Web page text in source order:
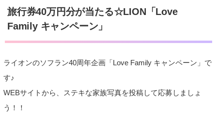
旅行券40万円分が当たる☆LION「Love
Family キャンペーン」
ライオンのソフラン40周年企画「Love Family キャンペーン」で
す♪
WEBサイトから、ステキな家族写真を投稿して応募しましょ
う！！